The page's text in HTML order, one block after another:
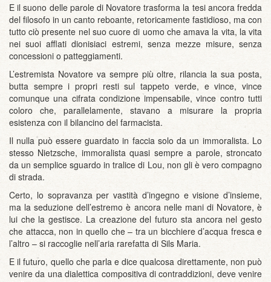
E il suono delle parole di Novatore trasforma la tesi ancora fredda
del filosofo in un canto reboante, retoricamente fastidioso, ma con
tutto ciò presente nel suo cuore di uomo che amava la vita, la vita
nei suoi afflati dionisiaci estremi, senza mezze misure, senza
concessioni o patteggiamenti.
L’estremista Novatore va sempre più oltre, rilancia la sua posta,
butta sempre i propri resti sul tappeto verde, e vince, vince
comunque una cifrata condizione impensabile, vince contro tutti
coloro che, parallelamente, stavano a misurare la propria
esistenza con il bilancino del farmacista.
Il nulla può essere guardato in faccia solo da un immoralista. Lo
stesso Nietzsche, immoralista quasi sempre a parole, stroncato
da un semplice sguardo in tralice di Lou, non gli è vero compagno
di strada.
Certo, lo sopravanza per vastità d’ingegno e visione d’insieme,
ma la seduzione dell’estremo è ancora nelle mani di Novatore, è
lui che la gestisce. La creazione del futuro sta ancora nel gesto
che attacca, non in quello che – tra un bicchiere d’acqua fresca e
l’altro – si raccoglie nell’aria rarefatta di Sils Maria.
E il futuro, quello che parla e dice qualcosa direttamente, non può
venire da una dialettica compositiva di contraddizioni, deve venire